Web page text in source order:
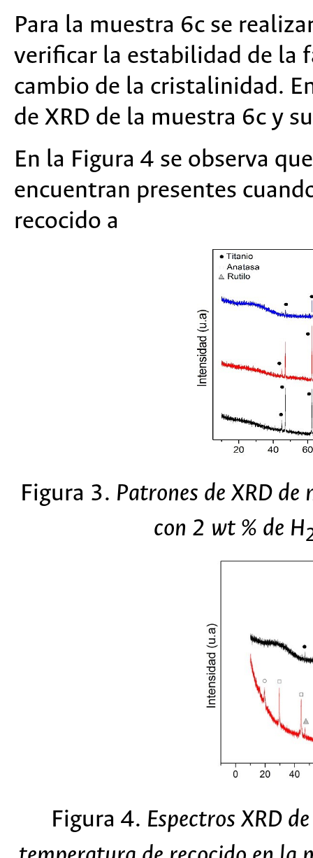
Para la muestra 6c se
verificar la estabilidad de la
cambio de la cristalinidad.
de XRD de la muestra 6c y
En la Figura 4 se observa
encuentran presentes
recocido a
Figura 3. Patrones de XRD de
con 2 wt % de H
Figura 4. Espectros XRD